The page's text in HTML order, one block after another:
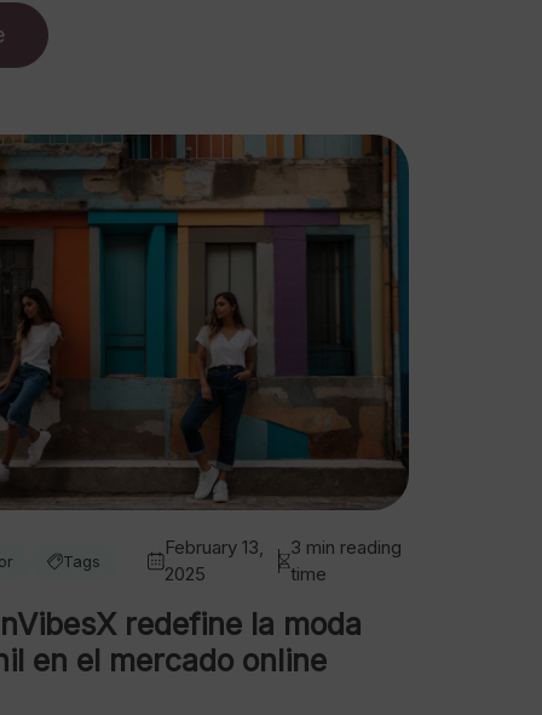
Tags
February 13,
2025
3 min reading
time
redefine la moda
en el mercado online